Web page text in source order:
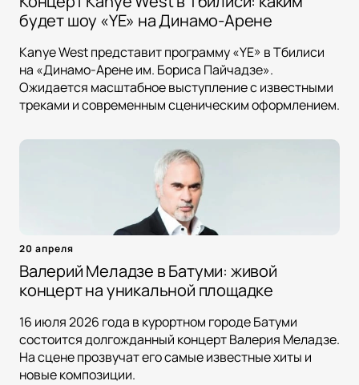
будет шоу «YE» на Динамо-Арене
Kanye West представит программу «YE» в Тбилиси
на «Динамо-Арене им. Бориса Пайчадзе».
Ожидается масштабное выступление с известными
треками и современным сценическим оформлением.
20 апреля
Валерий Меладзе в Батуми: живой
концерт на уникальной площадке
16 июля 2026 года в курортном городе Батуми
состоится долгожданный концерт Валерия Меладзе.
На сцене прозвучат его самые известные хиты и
новые композиции.